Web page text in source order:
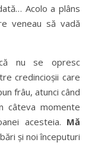
Acolo a plâns
veneau să vadă
că nu se opresc
credincioșii care
frâu, atunci când
câteva momente
acesteia. Mă
și noi începuturi